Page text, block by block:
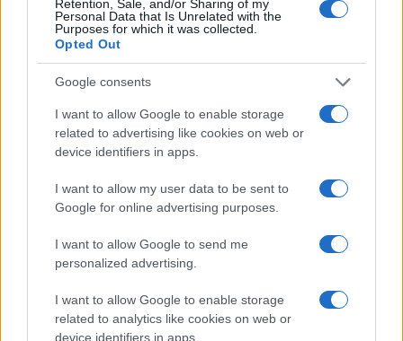
Retention, Sale, and/or Sharing of my
Personal Data that Is Unrelated with the
Purposes for which it was collected.
Opted Out
Google consents
I want to allow Google to enable storage
related to advertising like cookies on web or
device identifiers in apps.
I want to allow my user data to be sent to
Google for online advertising purposes.
I want to allow Google to send me
personalized advertising.
I want to allow Google to enable storage
related to analytics like cookies on web or
device identifiers in apps.